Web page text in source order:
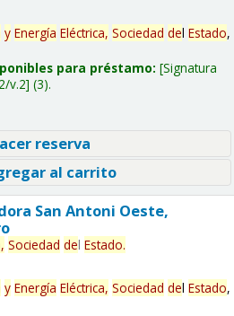
y Energía Eléctrica, Sociedad del Estado,
para préstamo: Signatura
v.2 (3).
reserva
al carrito
San Antoni Oeste,
Sociedad del Estado.
y Energía Eléctrica, Sociedad del Estado,